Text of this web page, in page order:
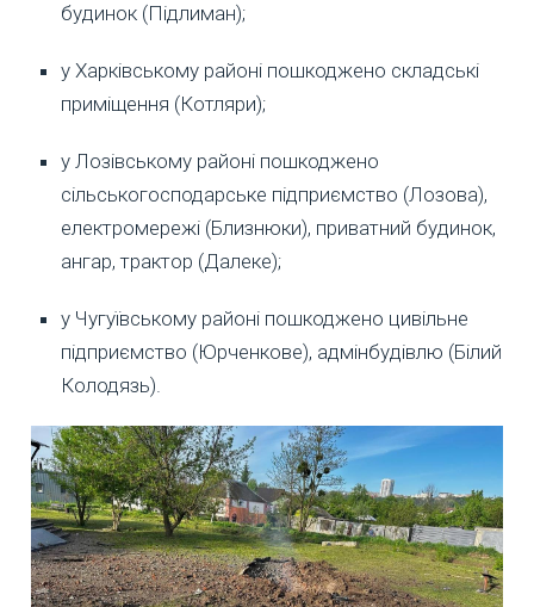
будинок (Підлиман);
у Харківському районі пошкоджено складські
приміщення (Котляри);
у Лозівському районі пошкоджено
сільськогосподарське підприємство (Лозова),
електромережі (Близнюки), приватний будинок,
ангар, трактор (Далеке);
у Чугуївському районі пошкоджено цивільне
підприємство (Юрченкове), адмінбудівлю (Білий
Колодязь).